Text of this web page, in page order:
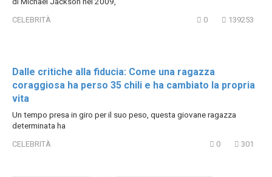
CELEBRITÀ 0 139253
Dalle critiche alla fiducia: Come una ragazza
coraggiosa ha perso 35 chili e ha cambiato la propria
vita
Un tempo presa in giro per il suo peso, questa giovane ragazza
determinata ha
CELEBRITÀ 0 301